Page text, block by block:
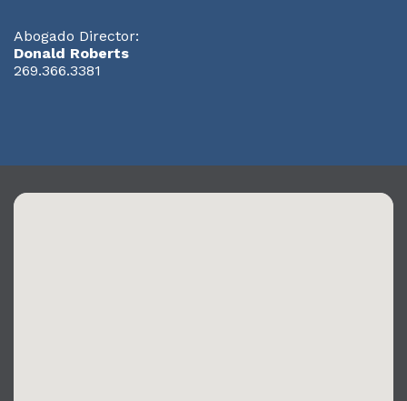
Abogado Director:
Donald Roberts
269.366.3381